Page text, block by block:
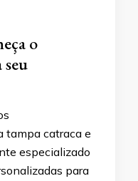
o
tampa catraca e
especializado
para